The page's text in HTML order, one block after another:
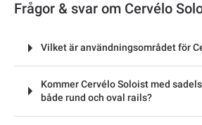
Frågor & svar om Cervélo
Vilket är användningsområdet för
Kommer Cervélo Soloist med
både rund och oval rails?